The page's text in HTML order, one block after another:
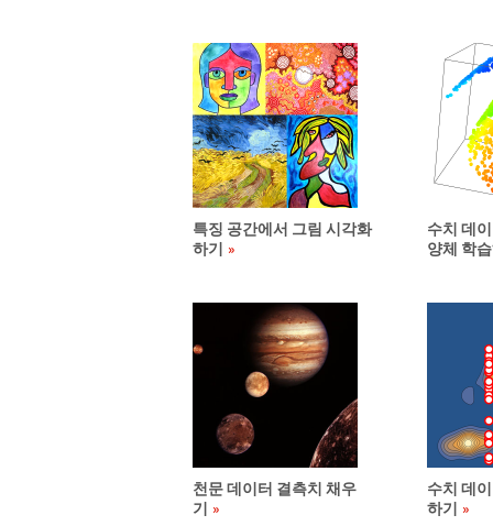
특징 공간에서 그림 시각화
하기
수치 데
양체 학
천문 데이터 결측치 채우
기
수치 데
하기